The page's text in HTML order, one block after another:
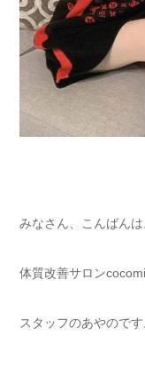
みなさん、こんばんは
体質改善サロン
スタッフのあやのです